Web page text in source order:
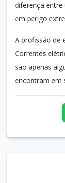
diferença entre
em perigo
A profissão de
Correntes
são apenas
encontram em